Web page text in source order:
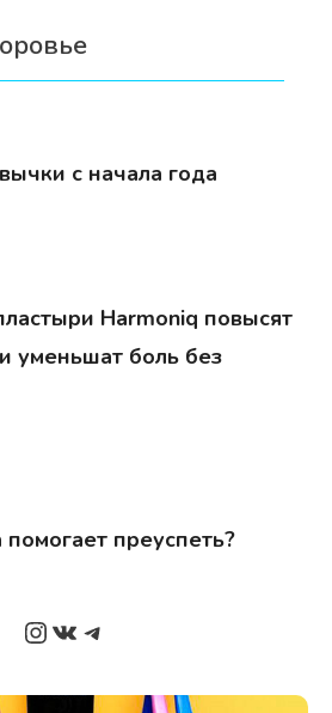
с начала года
Harmoniq повысят
уменьшат боль без
помогает преуспеть?
Instagram
ВКонтакте
Telegram